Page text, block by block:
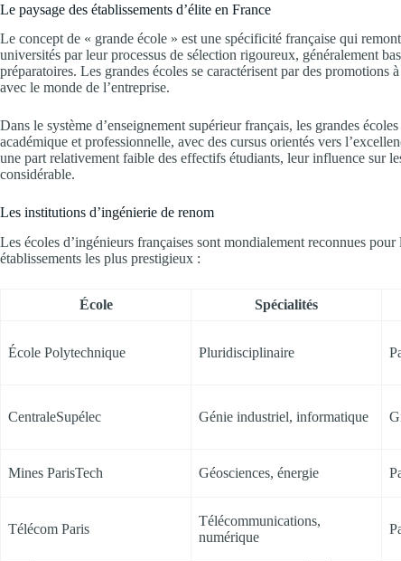
Le paysage des établissements d’élite en France
Le concept de « grande école » est une spécificité française qui
universités par leur processus de sélection rigoureux, généralement
préparatoires. Les grandes écoles se caractérisent par des
avec le monde de l’entreprise.
Dans le système d’enseignement supérieur français, les grandes
académique et professionnelle, avec des cursus orientés vers
une part relativement faible des effectifs étudiants, leur influence sur
considérable.
Les institutions d’ingénierie de renom
Les écoles d’ingénieurs françaises sont mondialement reconnues
établissements les plus prestigieux :
École Spécialités
École Polytechnique Pluridisciplinaire
CentraleSupélec Génie industriel, informatique
Mines ParisTech Géosciences, énergie
Télécom Paris
Télécommunications,
numérique